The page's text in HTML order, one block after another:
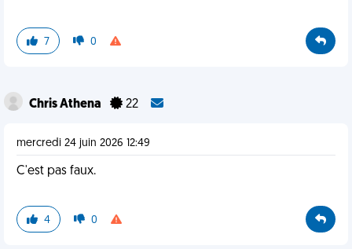
7 0
Chris Athena 22
mercredi 24 juin 2026 12:49
C'est pas faux.
4 0